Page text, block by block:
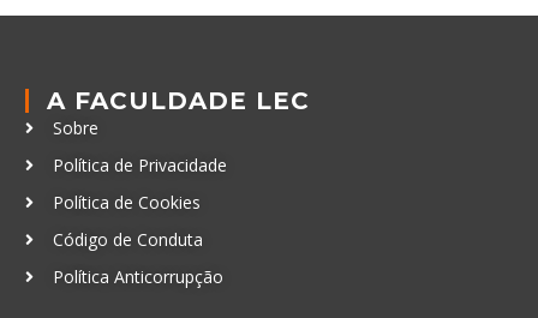
A FACULDADE LEC
Sobre
Política de Privacidade
Política de Cookies
Código de Conduta
Política Anticorrupção